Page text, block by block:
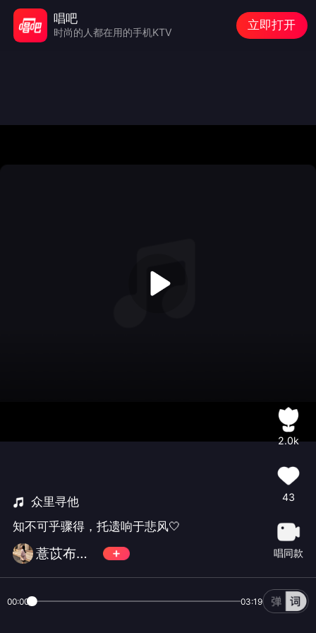
众里寻他
知不可乎骤得，托遗响于悲风🤍
薏苡布丁🍋
2.0k
43
唱同款
00:00 03:19
唱吧
时尚的人都在用的手机KTV
立即打开